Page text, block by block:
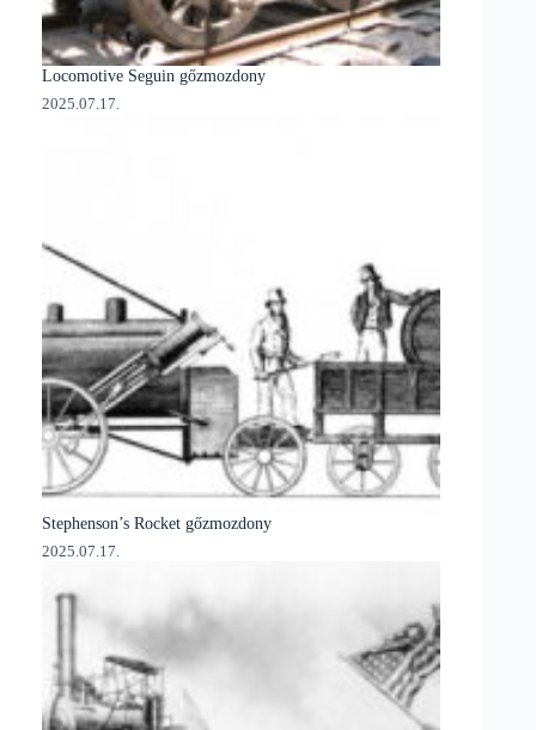
Locomotive Seguin gőzmozdony
2025.07.17.
Stephenson’s Rocket gőzmozdony
2025.07.17.